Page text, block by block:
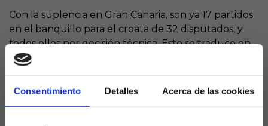
Consentimiento Detalles Acerca de las cookies
Con la suplencia en Gran Canaria, son ya 17 partidos
en el banquillo para el croata de 32 disputados, y
todos ellos por decisión técnica. Esto se traduce en
haber disputado el 42% de los minutos posibles,
del plantel.
Acabando contrato el próximo verano, aunque con